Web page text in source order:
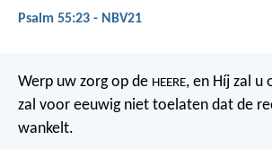
Psalm 55:23 - NBV21
Werp uw zorg op de HEERE, en Híj zal u
zal voor eeuwig niet toelaten dat de
wankelt.